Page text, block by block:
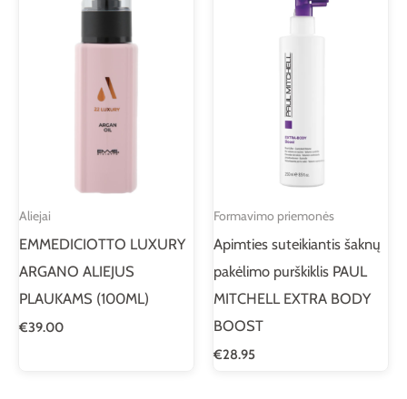
Aliejai
EMMEDICIOTTO LUXURY
ARGANO ALIEJUS
PLAUKAMS (100ML)
€39.00
Formavimo priemonės
Apimties suteikiantis šaknų
pakėlimo purškiklis PAUL
MITCHELL EXTRA BODY
BOOST
€28.95